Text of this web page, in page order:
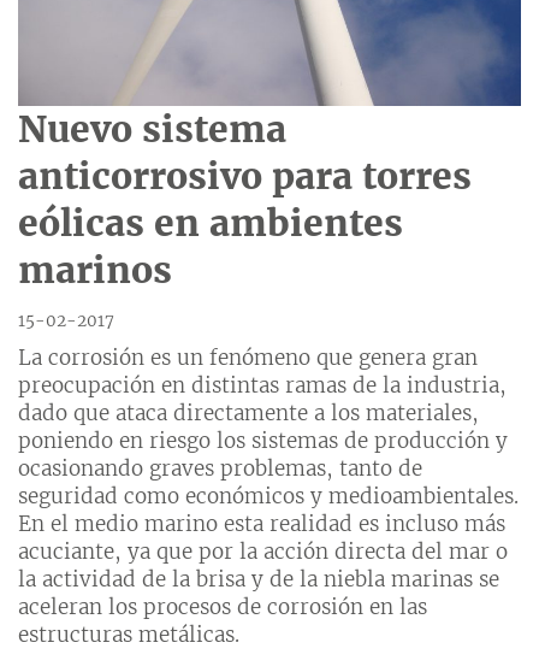
Nuevo sistema
anticorrosivo para torres
eólicas en ambientes
marinos
15-02-2017
La corrosión es un fenómeno que genera gran
preocupación en distintas ramas de la industria,
dado que ataca directamente a los materiales,
poniendo en riesgo los sistemas de producción y
ocasionando graves problemas, tanto de
seguridad como económicos y medioambientales.
En el medio marino esta realidad es incluso más
acuciante, ya que por la acción directa del mar o
la actividad de la brisa y de la niebla marinas se
aceleran los procesos de corrosión en las
estructuras metálicas.